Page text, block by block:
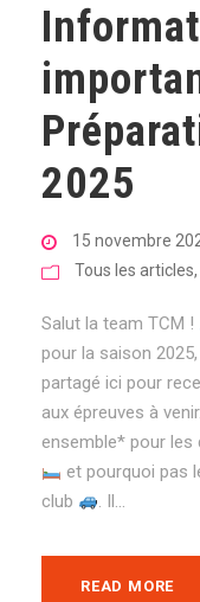
2025
15 novembre
Tous les articles,
Salut la team TCM !
pour la saison
partagé ici pour
aux épreuves à
ensemble* pour les
et pourquoi pas
club
. Il...
READ MORE